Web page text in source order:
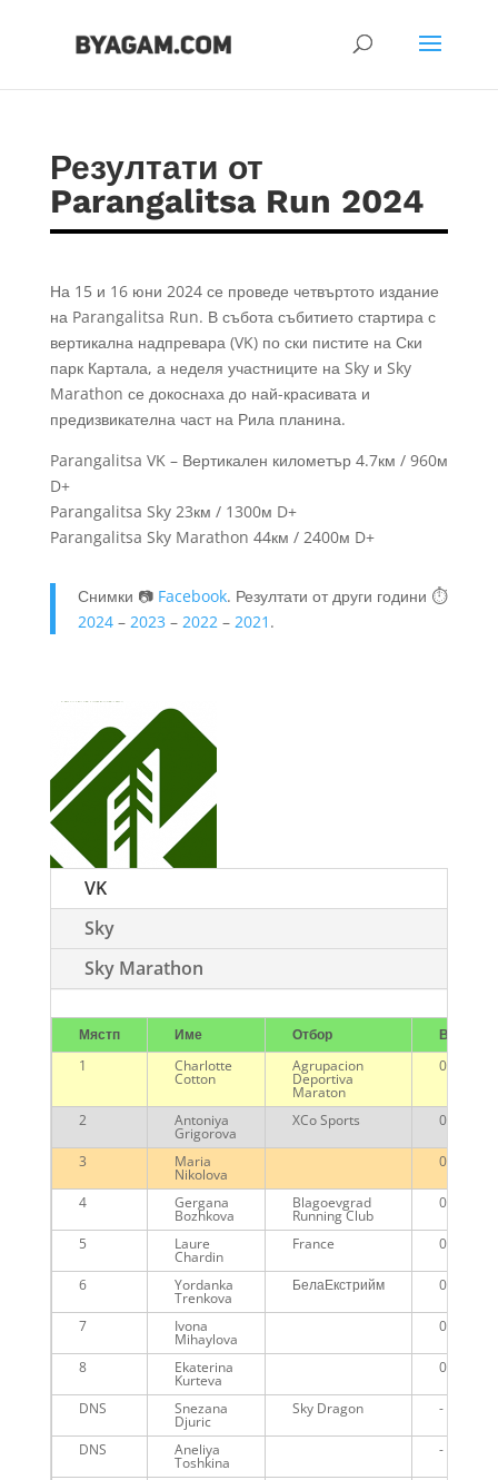
Резултати от
Parangalitsa Run 2024
На 15 и 16 юни 2024 се проведе четвъртото издание
на Parangalitsa Run. В събота събитието стартира с
вертикална надпревара (VK) по ски пистите на Ски
парк Картала, а неделя участниците на Sky и Sky
Marathon се докоснаха до най-красивата и
предизвикателна част на Рила планина.
Parangalitsa VK – Вертикален километър 4.7км / 960м
D+
Parangalitsa Sky 23км / 1300м D+
Parangalitsa Sky Marathon 44км / 2400м D+
Снимки 📷 Facebook. Резултати от други години ⏱️
2024– 2023 – 2022– 2021 .
VK
Sky
Sky Marathon
Мястп Име Отбор
Време
1
Charlotte
Cotton
Agrupacion
Deportiva
Maraton
00:54:31
2 Antoniya
Grigorova
XCo Sports 00:54:55
3 Maria
Nikolova
00:59:19
4 Gergana
Bozhkova
Blagoevgrad
Running Club
01:00:38
5 Laure
Chardin
France 01:01:59
6 Yordanka
Trenkova
БелаЕкстрийм 01:03:16
7 Ivona
Mihaylova
01:09:21
8 Ekaterina
Kurteva
01:19:31
DNS Snezana
Djuric
Sky Dragon -
DNS Aneliya
Toshkina
-